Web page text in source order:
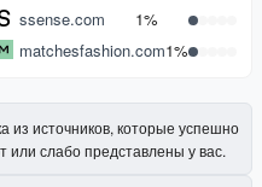
ssense.com
1%
matchesfashion.com1%
из источников, которые успешно
или слабо представлены у вас.